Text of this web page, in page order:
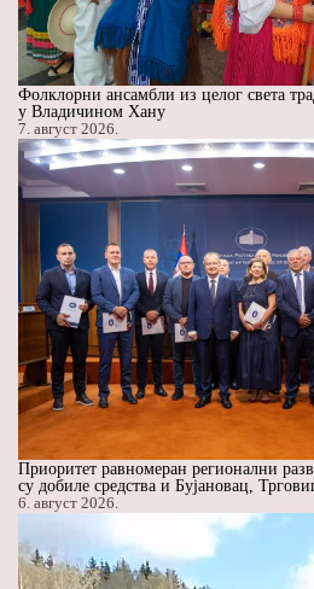
Фолклорни ансамбли из целог света
у Владичином Хану
7. август 2026.
Приоритет равномеран регионални
су добиле средства и Бујановац,
6. август 2026.